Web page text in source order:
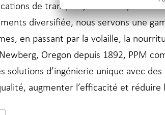
de transport, de friture,
diversifiée, nous servons une
en passant par la volaille, la
Oregon depuis 1892, PPM
solutions d’ingénierie unique avec
augmenter l’efficacité et réduire